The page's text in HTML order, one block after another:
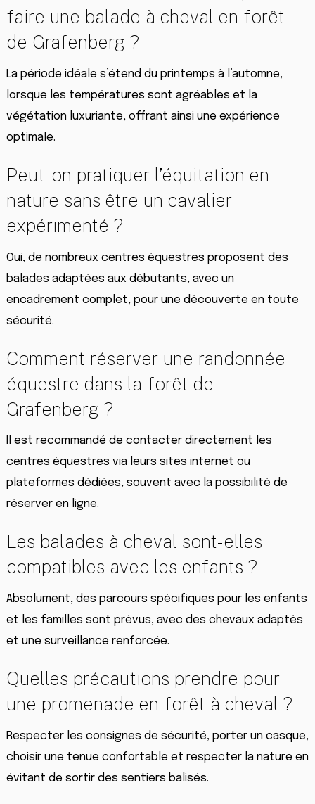
faire une balade à cheval en forêt
de Grafenberg ?
La période idéale s’étend du printemps à l’automne,
lorsque les températures sont agréables et la
végétation luxuriante, offrant ainsi une expérience
optimale.
Peut-on pratiquer l’équitation en
nature sans être un cavalier
expérimenté ?
Oui, de nombreux centres équestres proposent des
balades adaptées aux débutants, avec un
encadrement complet, pour une découverte en toute
sécurité.
Comment réserver une randonnée
équestre dans la forêt de
Grafenberg ?
Il est recommandé de contacter directement les
centres équestres via leurs sites internet ou
plateformes dédiées, souvent avec la possibilité de
réserver en ligne.
Les balades à cheval sont-elles
compatibles avec les enfants ?
Absolument, des parcours spécifiques pour les enfants
et les familles sont prévus, avec des chevaux adaptés
et une surveillance renforcée.
Quelles précautions prendre pour
une promenade en forêt à cheval ?
Respecter les consignes de sécurité, porter un casque,
choisir une tenue confortable et respecter la nature en
évitant de sortir des sentiers balisés.